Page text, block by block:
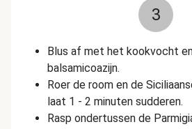
3
Blus af met het kookvocht
balsamicoazijn.
Roer de room en de
laat 1 - 2 minuten sudderen.
Rasp ondertussen de